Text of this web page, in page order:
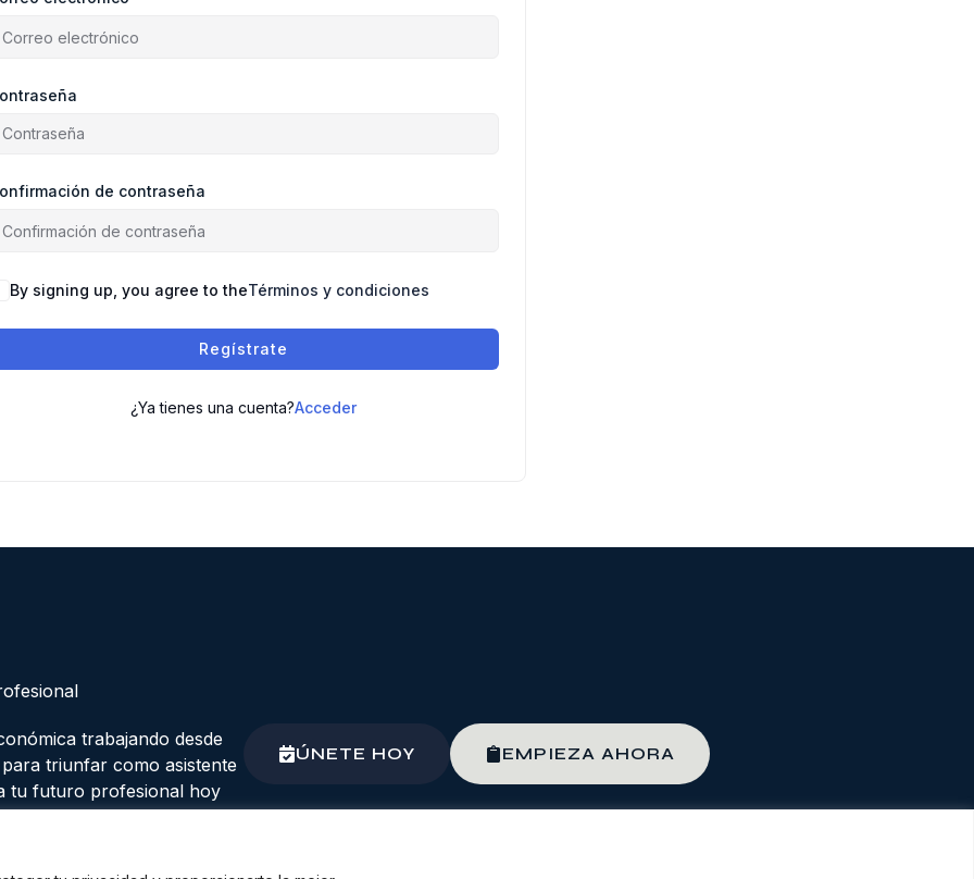
de contraseña
By signing up, you agree to theTérminos y condiciones
Regístrate
¿Ya tienes una cuenta?Acceder
trabajando desde
triunfar como asistente
tu futuro profesional hoy
ÚNETE HOY EMPIEZA AHORA